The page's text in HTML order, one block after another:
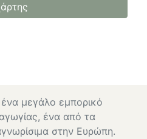
μεγάλο εμπορικό
ένα από τα
στην Ευρώπη.